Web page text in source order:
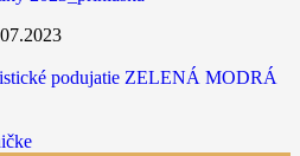
podujatie ZELENÁ MODRÁ